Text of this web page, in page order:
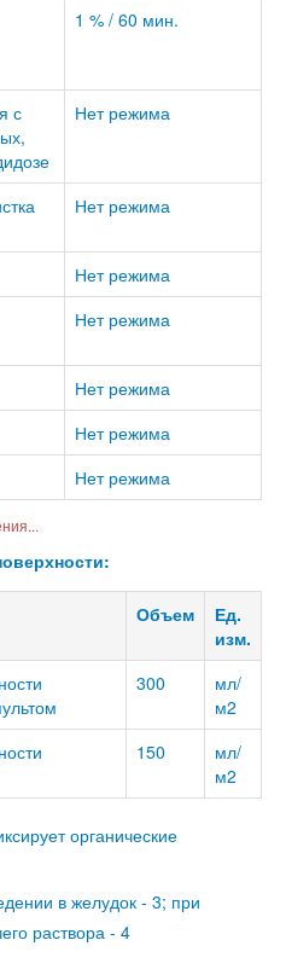
1 % / 60 мин.
с
Нет режима
Нет режима
Нет режима
Нет режима
Нет режима
Нет режима
Нет режима
Объем
Ед.
изм.
300
мл/
м2
150
мл/
м2
органические
в желудок - 3; при
раствора - 4